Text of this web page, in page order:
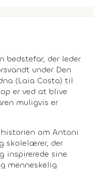
der leder
under Den
(Laia Costa) til
er ved at blive
muligvis er
om Antoni
skolelærer, der
inspirerede sine
menneskelig